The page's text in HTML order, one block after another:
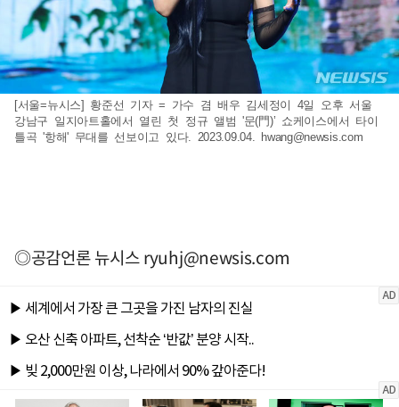
[서울=뉴시스] 황준선 기자 = 가수 겸 배우 김세정이 4일 오후 서울
강남구 일지아트홀에서 열린 첫 정규 앨범 '문(門)’ 쇼케이스에서 타이
틀곡 '항해' 무대를 선보이고 있다. 2023.09.04. hwang@newsis.com
◎공감언론 뉴시스ryuhj@newsis.com